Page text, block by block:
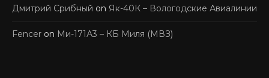
Дмитрий Срибный on Як-40К – Вологодские Авиалинии
Fencer on Ми-171А3 – КБ Миля (МВЗ)